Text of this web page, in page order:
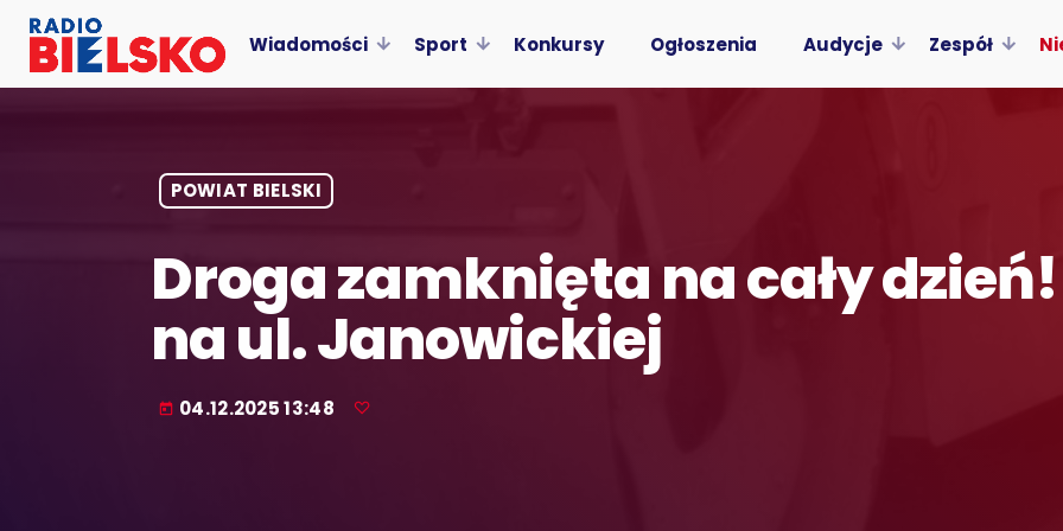
Wiadomości Sport Konkursy Ogłoszenia Audycje Zespół
POWIAT BIELSKI
Droga zamknięta na cały
na ul. Janowickiej
today 04.12.2025 13:48